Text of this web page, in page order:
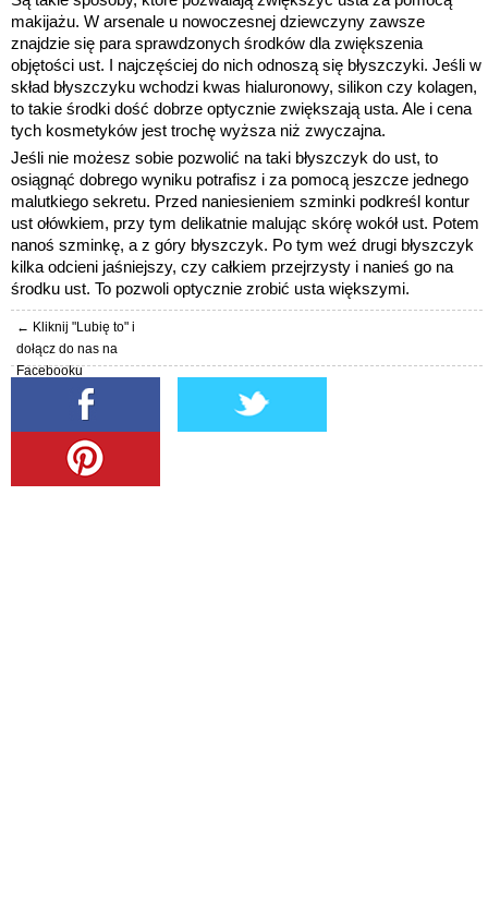
makijażu. W arsenale u nowoczesnej dziewczyny zawsze
znajdzie się para sprawdzonych środków dla zwiększenia
objętości ust. I najczęściej do nich odnoszą się błyszczyki. Jeśli w
skład błyszczyku wchodzi kwas hialuronowy, silikon czy kolagen,
to takie środki dość dobrze optycznie zwiększają usta. Ale i cena
tych kosmetyków jest trochę wyższa niż zwyczajna.
Jeśli nie możesz sobie pozwolić na taki błyszczyk do ust, to
osiągnąć dobrego wyniku potrafisz i za pomocą jeszcze jednego
malutkiego sekretu. Przed naniesieniem szminki podkreśl kontur
ust ołówkiem, przy tym delikatnie malując skórę wokół ust. Potem
nanoś szminkę, a z góry błyszczyk. Po tym weź drugi błyszczyk
kilka odcieni jaśniejszy, czy całkiem przejrzysty i nanieś go na
środku ust. To pozwoli optycznie zrobić usta większymi.
← Kliknij "Lubię to" i
dołącz do nas na
Facebooku